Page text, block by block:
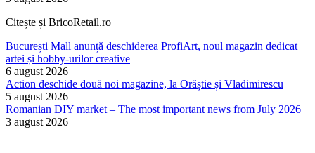
Citește și BricoRetail.ro
București Mall anunță deschiderea ProfiArt, noul magazin dedicat
artei și hobby-urilor creative
6 august 2026
Action deschide două noi magazine, la Orăștie și Vladimirescu
5 august 2026
Romanian DIY market – The most important news from July 2026
3 august 2026